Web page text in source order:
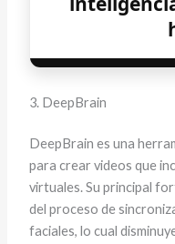
3. DeepBrain
DeepBrain es una
para crear videos que
virtuales. Su principal
del proceso de
faciales, lo cual